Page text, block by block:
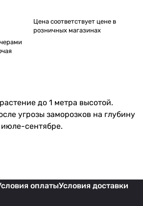
Цена соответствует цене в
розничных магазинах
до 1 метра высотой.
угрозы заморозков на глубину
сентябре.
оплатыУсловия доставки